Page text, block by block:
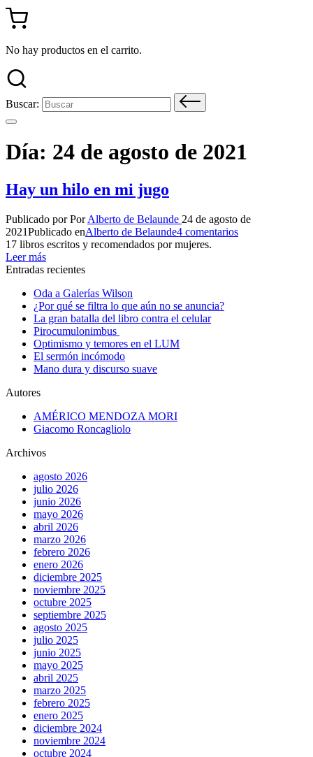
No hay productos en el carrito.
Buscar:
Día: 24 de agosto de 2021
Hay un hilo en mi jugo
Publicado por PorAlberto de Belaunde 24 de agosto de
2021Publicado enAlberto de Belaunde4 comentarios
17 libros escritos y recomendados por mujeres.
Leer más
Entradas recientes
Oda a Galerías Wilson
¿Por qué se filtra lo que aún no se anuncia?
La gran batalla del libro contra el celular
Pirocumulonimbus
Optimismo y temores en el LUM
El sermón incómodo
Mano dura y discurso suave
Autores
AMÉRICO MENDOZA MORI
Giacomo Roncagliolo
Archivos
agosto 2026
julio 2026
junio 2026
mayo 2026
abril 2026
marzo 2026
febrero 2026
enero 2026
diciembre 2025
noviembre 2025
octubre 2025
septiembre 2025
agosto 2025
julio 2025
junio 2025
mayo 2025
abril 2025
marzo 2025
febrero 2025
enero 2025
diciembre 2024
noviembre 2024
octubre 2024